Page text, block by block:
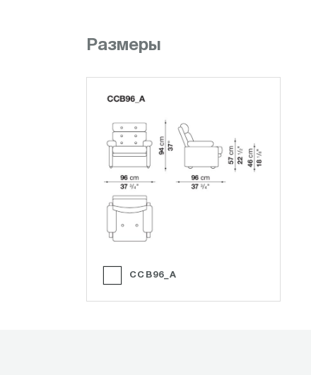
Размеры
CCB96_A